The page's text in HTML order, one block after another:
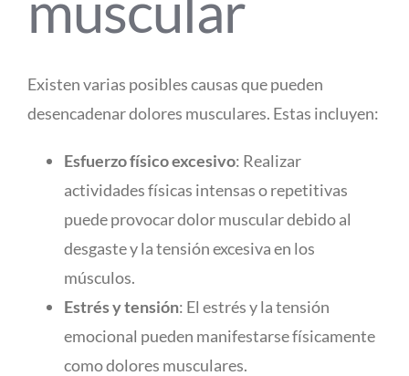
Existen varias posibles causas que pueden
desencadenar dolores musculares. Estas incluyen:
Esfuerzo físico excesivo: Realizar
actividades físicas intensas o repetitivas
puede provocar dolor muscular debido al
desgaste y la tensión excesiva en los
músculos.
Estrés y tensión: El estrés y la tensión
emocional pueden manifestarse físicamente
como dolores musculares.